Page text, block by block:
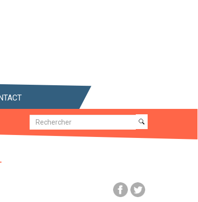
Recherche
Recherche